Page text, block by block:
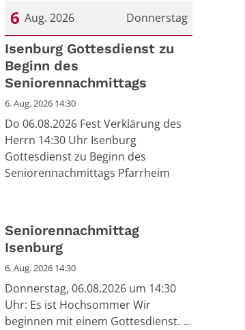
Donnerstag
6 Aug. 2026
Datum: 6. August 2026
Isenburg Gottesdienst zu
Beginn des
Seniorennachmittags
6. Aug. 2026 14:30
Do 06.08.2026 Fest Verklärung des
Herrn 14:30 Uhr Isenburg
Gottesdienst zu Beginn des
Seniorennachmittags Pfarrheim
Seniorennachmittag
Isenburg
6. Aug. 2026 14:30
Donnerstag, 06.08.2026 um 14:30
Uhr: Es ist Hochsommer Wir
beginnen mit einem Gottesdienst. ...